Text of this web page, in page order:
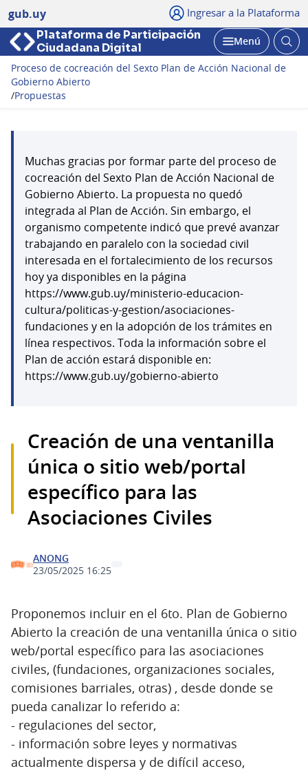
gub.uy Ingresar a la Plataforma
Plataforma de Participación
Ciudadana Digital
Abrir
Menú
Proceso de cocreación del Sexto Plan de Acción Nacional de
Gobierno Abierto
/Propuestas
Muchas gracias por formar parte del proceso de
cocreación del Sexto Plan de Acción Nacional de
Gobierno Abierto. La propuesta no quedó
integrada al Plan de Acción. Sin embargo, el
organismo competente indicó que prevé avanzar
trabajando en paralelo con la sociedad civil
interesada en el fortalecimiento de los recursos
hoy ya disponibles en la página
https://www.gub.uy/ministerio-educacion-
cultura/politicas-y-gestion/asociaciones-
fundaciones y en la adopción de los trámites en
línea respectivos. Toda la información sobre el
Plan de acción estará disponible en:
https://www.gub.uy/gobierno-abierto
Creación de una ventanilla
única o sitio web/portal
específico para las
Asociaciones Civiles
ANONG
23/05/2025 16:25
Proponemos incluir en el 6to. Plan de Gobierno
Abierto la creación de una ventanilla única o sitio
web/portal específico para las asociaciones
civiles, (fundaciones, organizaciones sociales,
comisiones barriales, otras) , desde donde se
pueda canalizar lo referido a:
- regulaciones del sector,
- información sobre leyes y normativas
actualmente dispersa y de difícil acceso,